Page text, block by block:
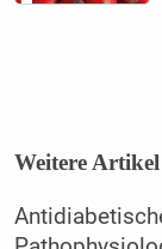
Weitere